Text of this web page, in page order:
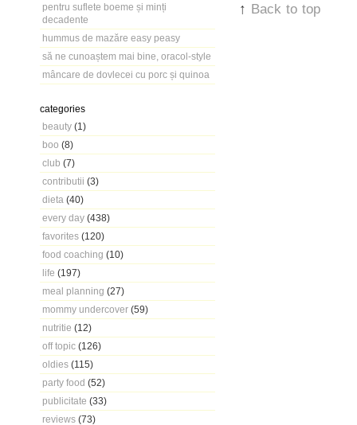
pentru suflete boeme și minți
decadente
hummus de mazăre easy peasy
să ne cunoaștem mai bine, oracol-style
mâncare de dovlecei cu porc și quinoa
categories
beauty (1)
boo (8)
club (7)
contributii (3)
dieta (40)
every day (438)
favorites (120)
food coaching (10)
life (197)
meal planning (27)
mommy undercover (59)
nutritie (12)
off topic (126)
oldies (115)
party food (52)
publicitate (33)
reviews (73)
↑ Back to top